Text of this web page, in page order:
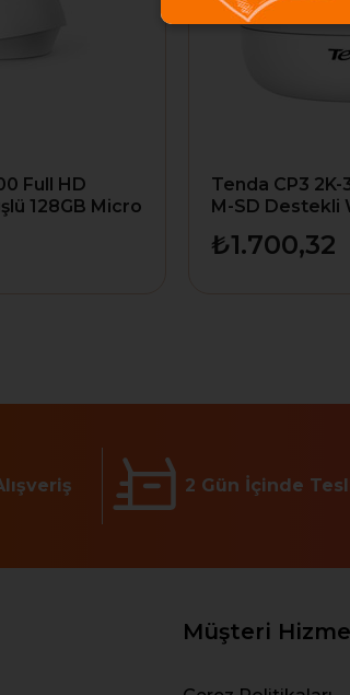
Full HD
128GB Micro
Tenda CP3 2K-
M-SD Destekli
₺1.700,32
2 Gün İçinde
Müşteri